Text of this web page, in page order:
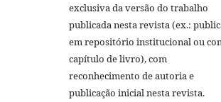
exclusiva da versão do trabalho
publicada nesta revista (ex.:
em repositório institucional ou
capítulo de livro), com
reconhecimento de autoria e
publicação inicial nesta revista.